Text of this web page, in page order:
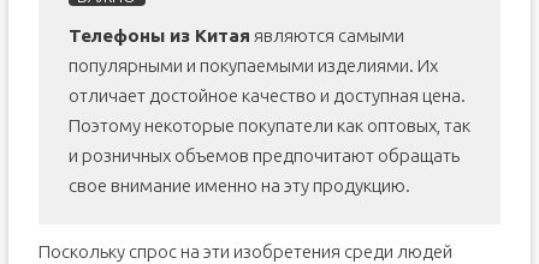
Телефоны из Китая являются самыми
популярными и покупаемыми изделиями. Их
отличает достойное качество и доступная цена.
Поэтому некоторые покупатели как оптовых, так
и розничных объемов предпочитают обращать
свое внимание именно на эту продукцию.
Поскольку спрос на эти изобретения среди людей